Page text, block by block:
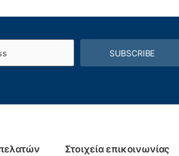
SUBSCRIBE
Στοιχεία επικοινωνίας